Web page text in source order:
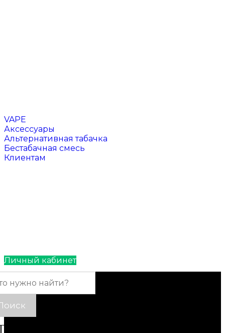
VAPE
Аксессуары
Альтернативная табачка
Бестабачная смесь
Клиентам
Личный кабинет